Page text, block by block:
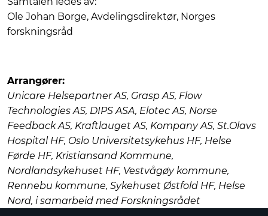
Ole Johan Borge, Avdelingsdirektør, Norges
forskningsråd
Arrangører:
Unicare Helsepartner AS, Grasp AS, Flow
Technologies AS, DIPS ASA, Elotec AS, Norse
Feedback AS, Kraftlauget AS, Kompany AS, St.Olavs
Hospital HF, Oslo Universitetsykehus HF, Helse
Førde HF, Kristiansand Kommune,
Nordlandsykehuset HF, Vestvågøy kommune,
Rennebu kommune, Sykehuset Østfold HF, Helse
Nord, i samarbeid med Forskningsrådet